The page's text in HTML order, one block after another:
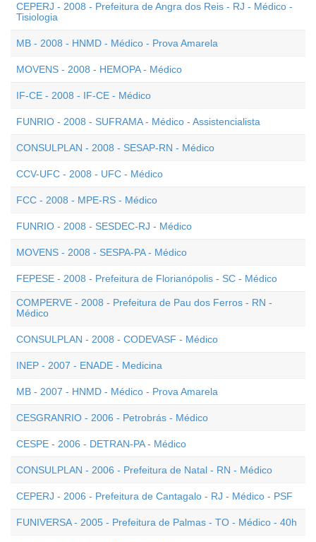
CEPERJ - 2008 - Prefeitura de Angra dos Reis - RJ - Médico -
Tisiologia
MB - 2008 - HNMD - Médico - Prova Amarela
MOVENS - 2008 - HEMOPA - Médico
IF-CE - 2008 - IF-CE - Médico
FUNRIO - 2008 - SUFRAMA - Médico - Assistencialista
CONSULPLAN - 2008 - SESAP-RN - Médico
CCV-UFC - 2008 - UFC - Médico
FCC - 2008 - MPE-RS - Médico
FUNRIO - 2008 - SESDEC-RJ - Médico
MOVENS - 2008 - SESPA-PA - Médico
FEPESE - 2008 - Prefeitura de Florianópolis - SC - Médico
COMPERVE - 2008 - Prefeitura de Pau dos Ferros - RN -
Médico
CONSULPLAN - 2008 - CODEVASF - Médico
INEP - 2007 - ENADE - Medicina
MB - 2007 - HNMD - Médico - Prova Amarela
CESGRANRIO - 2006 - Petrobrás - Médico
CESPE - 2006 - DETRAN-PA - Médico
CONSULPLAN - 2006 - Prefeitura de Natal - RN - Médico
CEPERJ - 2006 - Prefeitura de Cantagalo - RJ - Médico - PSF
FUNIVERSA - 2005 - Prefeitura de Palmas - TO - Médico - 40h